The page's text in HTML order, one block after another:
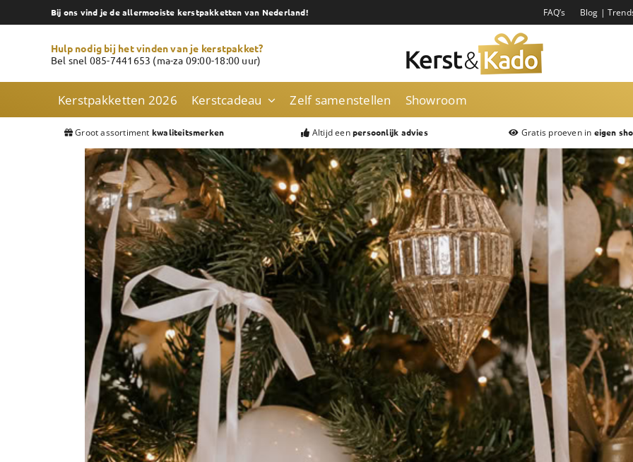
to
Bij ons vind je de allermooiste kerstpakketten van Nederland! FAQ’s Blog |
Hulp nodig bij het vinden van je kerstpakket?
Bel snel 085-7441653 (ma-za 09:00-18:00 uur)
Kerstpakketten 2026 Kerstcadeau Zelf samenstellen Showroom
Groot assortiment kwaliteitsmerken Altijd een persoonlijk advies Gratis proeven in eigen